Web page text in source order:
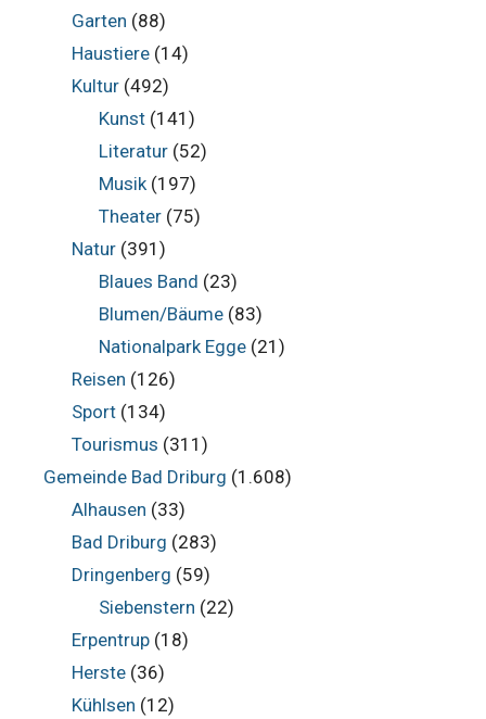
Garten (88)
Haustiere(14)
Kultur(492)
Kunst (141)
Literatur (52)
Musik(197)
Theater (75)
Natur(391)
Blaues Band (23)
Blumen/Bäume (83)
Nationalpark Egge (21)
Reisen (126)
Sport(134)
Tourismus (311)
Gemeinde Bad Driburg (1.608)
Alhausen (33)
Bad Driburg (283)
Dringenberg (59)
Siebenstern (22)
Erpentrup(18)
Herste(36)
Kühlsen (12)